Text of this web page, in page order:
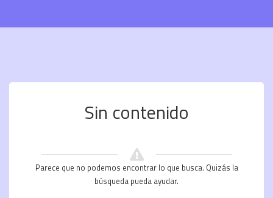
Sin contenido
Parece que no podemos encontrar lo que busca. Quizás la
búsqueda pueda ayudar.